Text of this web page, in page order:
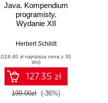
Java. Kompendium
programisty.
Wydanie XII
Herbert Schildt
(119,40 zł najniższa cena z 30
dni)
127.35 zł
199.00zł (-36%)